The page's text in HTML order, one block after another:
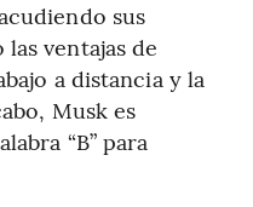
sus
ventajas de
a distancia y la
Musk es
“B” para